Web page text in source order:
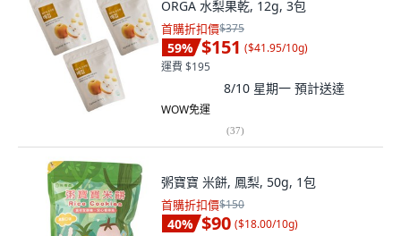
ORGA 水梨果乾, 12g, 3包
首購折扣價$375
59% $151 ($41.95/10g)
運費 $195
8/10 星期一 預計送達
WOW免運
(37)
粥寶寶 米餅, 鳳梨, 50g, 1包
首購折扣價$150
40% $90 ($18.00/10g)